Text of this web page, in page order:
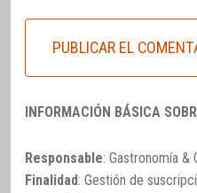
INFORMACIÓN BÁSICA
Responsable: Gastronomía &
Finalidad: Gestión de